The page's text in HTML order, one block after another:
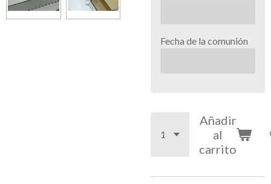
Fecha de la comunión
Añadir
al
carrito